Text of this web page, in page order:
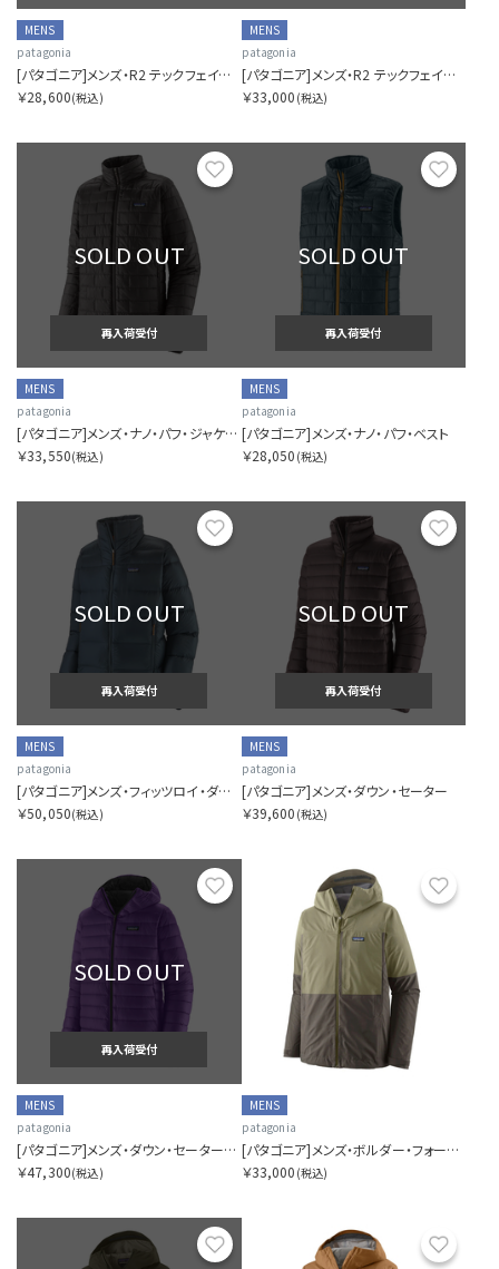
MENS
patagonia
[パタゴニア]メンズ・R2 テックフェイス・ジャケット
￥28,600(税込)
MENS
patagonia
[パタゴニア]メンズ・R2 テックフェイス・フーディ
￥33,000 (税込)
お気に入り
SOLD OUT
再入荷受付
MENS
patagonia
[パタゴニア]メンズ・ナノ・パフ・ジャケット
￥33,550(税込)
SOLD OUT
再入荷受付
MENS
patagonia
[パタゴニア]メンズ・ナノ・パフ・ベスト
￥28,050 (税込)
お気に入り
SOLD OUT
再入荷受付
MENS
patagonia
[パタゴニア]メンズ・フィッツロイ・ダウン・ジャケット
￥50,050(税込)
SOLD OUT
再入荷受付
MENS
patagonia
[パタゴニア]メンズ・ダウン・セーター
￥39,600 (税込)
お気に入り
SOLD OUT
再入荷受付
MENS
patagonia
[パタゴニア]メンズ・ダウン・セーター・フーディ
￥47,300(税込)
MENS
patagonia
[パタゴニア]メンズ・ボルダー・フォーク・レイン・ジャケット
￥33,000 (税込)
お気に入り